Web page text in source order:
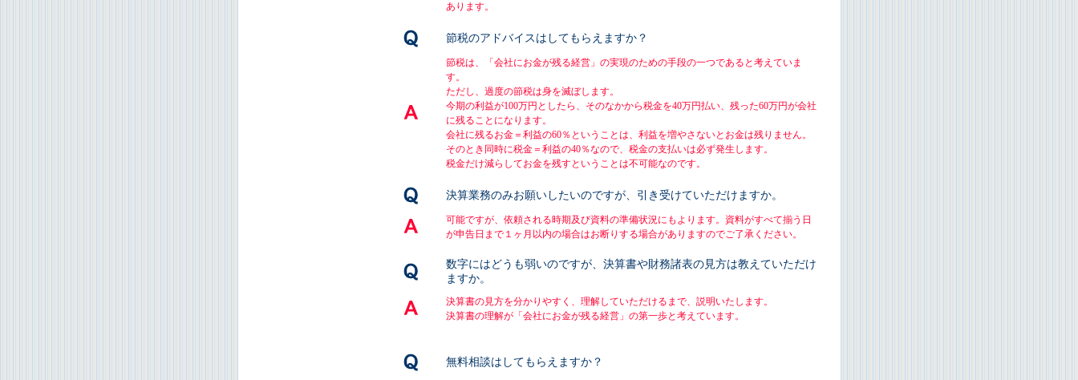
あります。
節税のアドバイスはしてもらえますか？
節税は、「会社にお金が残る経営」の実現のための手段の一つであると考えていま
す。
ただし、過度の節税は身を滅ぼします。
今期の利益が100万円としたら、そのなかから税金を40万円払い、残った60万円が会社
に残ることになります。
会社に残るお金＝利益の60％ということは、利益を増やさないとお金は残りません。
そのとき同時に税金＝利益の40％なので、税金の支払いは必ず発生します。
税金だけ減らしてお金を残すということは不可能なのです。
決算業務のみお願いしたいのですが、引き受けていただけますか。
可能ですが、依頼される時期及び資料の準備状況にもよります。資料がすべて揃う日
が申告日まで１ヶ月以内の場合はお断りする場合がありますのでご了承ください。
数字にはどうも弱いのですが、決算書や財務諸表の見方は教えていただけ
ますか。
決算書の見方を分かりやすく、理解していただけるまで、説明いたします。
決算書の理解が「会社にお金が残る経営」の第一歩と考えています。
無料相談はしてもらえますか？